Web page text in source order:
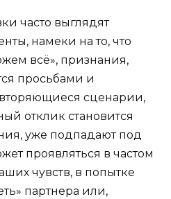
часто выглядят
намеки на то, что
всё», признания,
просьбами и
сценарии,
отклик становится
уже подпадают под
проявляться в частом
чувств, в попытке
партнера или,